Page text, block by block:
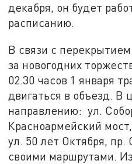
декабря, он будет
расписанию.
В связи с
за новогодних
02.30 часов 1 января
двигаться в объезд. В
направлению: ул.
Красноармейский
ул. 50 лет Октября,
своими маршрутами.